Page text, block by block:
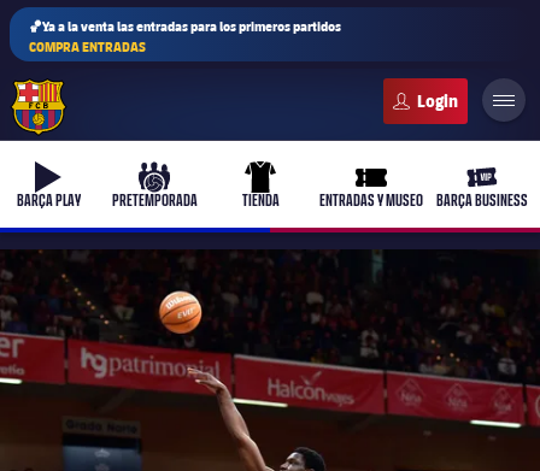
🏀Ya a la venta las entradas para los primeros partidos
COMPRA ENTRADAS
b-play
BARÇA PLAY
culers-ball
PRETEMPORADA
uniform
TIENDA
ticket-full
ENTRADAS Y MUSEO
ticket-
BARÇA BUSINESS